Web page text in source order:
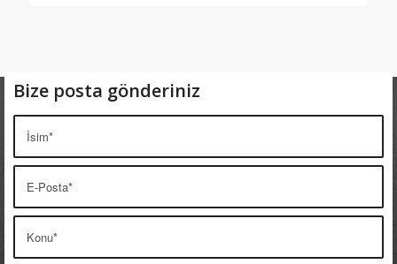
Bize posta gönderiniz